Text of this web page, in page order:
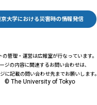
京大学における災害時の情報発信
の管理・運営は広報室が行なっています。
ジの内容に関連するお問い合わせは、
に記載の問い合わせ先までお願いします。
© The University of Tokyo